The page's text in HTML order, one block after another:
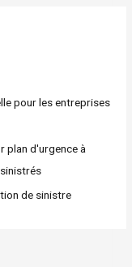
pour les entreprises
plan d'urgence à
de sinistre